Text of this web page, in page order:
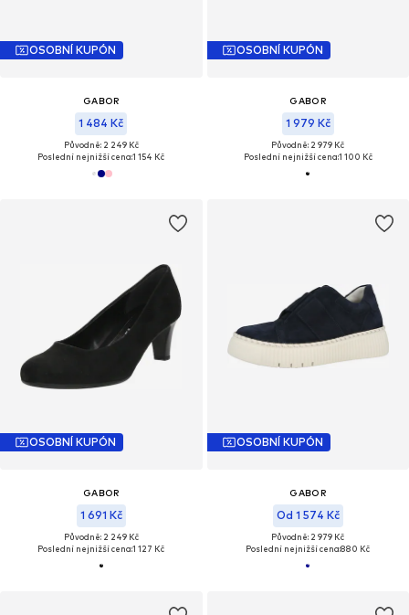
OSOBNÍ KUPÓN
GABOR
1 484 Kč
Původně: 2 249 Kč
Poslední nejnižší cena:1 154 Kč
OSOBNÍ KUPÓN
GABOR
1 979 Kč
Původně: 2 979 Kč
Poslední nejnižší cena:1 100 Kč
OSOBNÍ KUPÓN
GABOR
1 691 Kč
Původně: 2 249 Kč
Poslední nejnižší cena:1 127 Kč
OSOBNÍ KUPÓN
GABOR
Od 1 574 Kč
Původně: 2 979 Kč
Poslední nejnižší cena:880 Kč